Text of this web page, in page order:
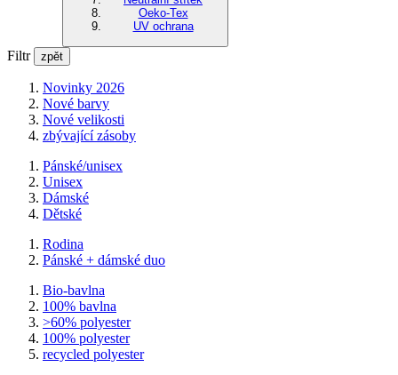
Oeko-Tex
UV ochrana
Filtr zpět
Novinky 2026
Nové barvy
Nové velikosti
zbývající zásoby
Pánské/unisex
Unisex
Dámské
Dětské
Rodina
Pánské + dámské duo
Bio-bavlna
100% bavlna
>60% polyester
100% polyester
recycled polyester